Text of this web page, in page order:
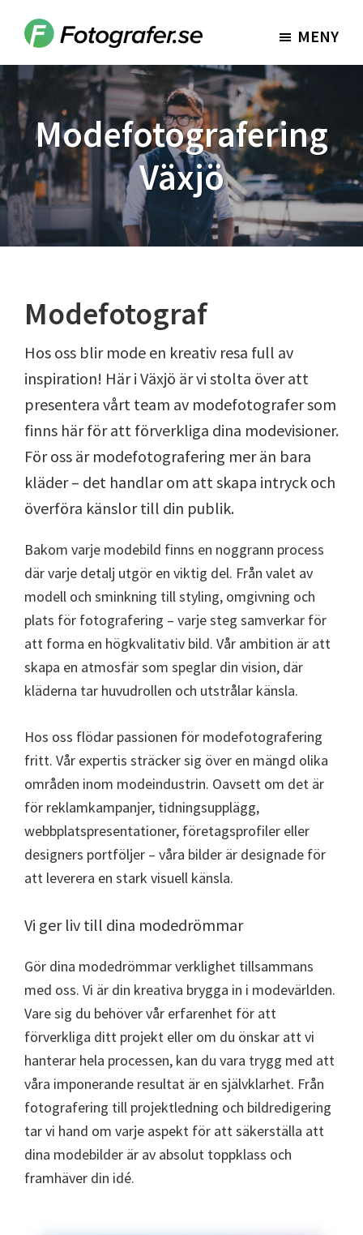
Fotografer.se MENY
Modefotografering
Växjö
Modefotograf
Hos oss blir mode en kreativ resa full av
inspiration! Här i Växjö är vi stolta över att
presentera vårt team av modefotografer som
finns här för att förverkliga dina modevisioner.
För oss är modefotografering mer än bara
kläder – det handlar om att skapa intryck och
överföra känslor till din publik.
Bakom varje modebild finns en noggrann process
där varje detalj utgör en viktig del. Från valet av
modell och sminkning till styling, omgivning och
plats för fotografering – varje steg samverkar för
att forma en högkvalitativ bild. Vår ambition är att
skapa en atmosfär som speglar din vision, där
kläderna tar huvudrollen och utstrålar känsla.
Hos oss flödar passionen för modefotografering
fritt. Vår expertis sträcker sig över en mängd olika
områden inom modeindustrin. Oavsett om det är
för reklamkampanjer, tidningsupplägg,
webbplatspresentationer, företagsprofiler eller
designers portföljer – våra bilder är designade för
att leverera en stark visuell känsla.
Vi ger liv till dina modedrömmar
Gör dina modedrömmar verklighet tillsammans
med oss. Vi är din kreativa brygga in i modevärlden.
Vare sig du behöver vår erfarenhet för att
förverkliga ditt projekt eller om du önskar att vi
hanterar hela processen, kan du vara trygg med att
våra imponerande resultat är en självklarhet. Från
fotografering till projektledning och bildredigering
tar vi hand om varje aspekt för att säkerställa att
dina modebilder är av absolut toppklass och
framhäver din idé.